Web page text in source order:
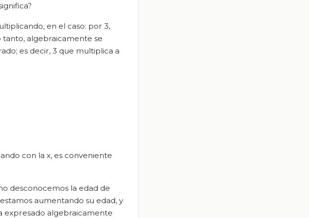
en el caso: por 3,
tanto, algebraicamente se
es decir, 3 que multiplica a
con la x, es conveniente
desconocemos la edad de
aumentando su edad, y
expresado algebraicamente